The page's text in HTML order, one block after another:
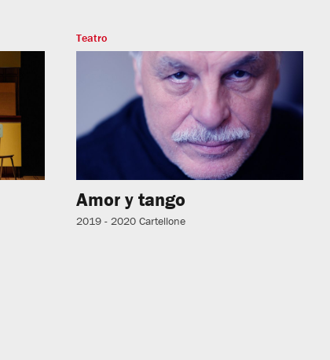
Teatro
Amor y tango
2019 - 2020 Cartellone